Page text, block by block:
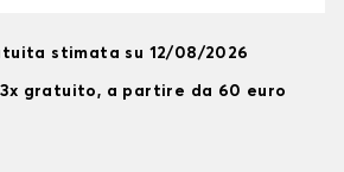
stimata su 12/08/2026
gratuito, a partire da 60 euro